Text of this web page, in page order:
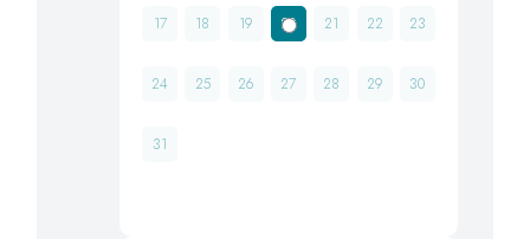
17 18 19 20 21 22 23
24 25 26 27 28 29 30
31